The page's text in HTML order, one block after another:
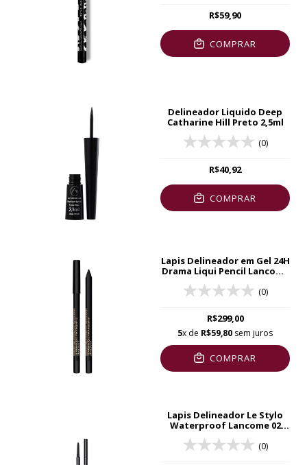
R$59,90
COMPRAR
Delineador Liquido Deep
Catharine Hill Preto 2,5ml
(0)
R$40,92
COMPRAR
Lapis Delineador em Gel 24H
Drama Liqui Pencil Lancome
(0)
R$299,00
5x de R$59,80 sem juros
COMPRAR
Lapis Delineador Le Stylo
Waterproof Lancome 02
Noir Intense
(0)